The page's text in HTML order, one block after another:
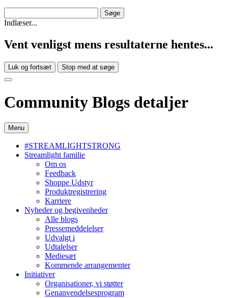
Indlæser...
Vent venligst mens resultaterne hentes...
Luk og fortsæt Stop med at søge
Community Blogs detaljer
Menu
#STREAMLIGHTSTRONG
Streamlight familie
Om os
Feedback
Shoppe Udstyr
Produktregistrering
Karriere
Nyheder og begivenheder
Alle blogs
Pressemeddelelser
Udvalgt i
Udtalelser
Mediesæt
Kommende arrangementer
Initiativer
Organisationer, vi støtter
Genanvendelsesprogram